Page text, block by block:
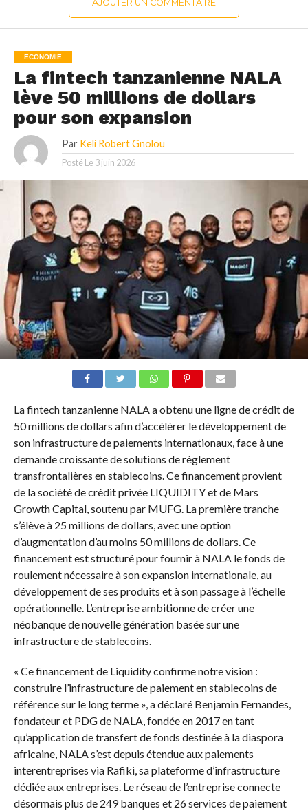
AJOUTER UN COMMENTAIRE
ECONOMIE
La fintech tanzanienne NALA
lève 50 millions de dollars
pour son expansion
Par Keli Robert Gnolou
Posté Le 3 juin 2026
La fintech tanzanienne NALA a obtenu une ligne de crédit de
50 millions de dollars afin d’accélérer le développement de
son infrastructure de paiements internationaux, face à une
demande croissante de solutions de règlement
transfrontalières en stablecoins. Ce financement provient
de la société de crédit privée LIQUIDITY et de Mars
Growth Capital, soutenu par MUFG. La première tranche
s’élève à 25 millions de dollars, avec une option
d’augmentation d’au moins 50 millions de dollars. Ce
financement est structuré pour fournir à NALA le fonds de
roulement nécessaire à son expansion internationale, au
développement de ses produits et à son passage à l’échelle
opérationnelle. L’entreprise ambitionne de créer une
néobanque de nouvelle génération basée sur une
infrastructure de stablecoins.
« Ce financement de Liquidity confirme notre vision :
construire l’infrastructure de paiement en stablecoins de
référence sur le long terme », a déclaré Benjamin Fernandes,
fondateur et PDG de NALA, fondée en 2017 en tant
qu’application de transfert de fonds destinée à la diaspora
africaine, NALA s’est depuis étendue aux paiements
interentreprises via Rafiki, sa plateforme d’infrastructure
dédiée aux entreprises. Le réseau de l’entreprise connecte
désormais plus de 249 banques et 26 services de paiement